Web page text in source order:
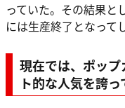
っていた。その結果と
には生産終了となって
現在では、 ポッ
ト的な人気を誇っ